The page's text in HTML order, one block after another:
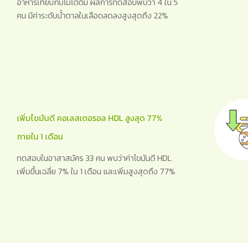
คน มีค่าระดับน้ำตาลในเลือดลดลงสูงสุดถึง 22%
เพิ่มไขมันดี คอเลสเตอรอล HDL สูงสุด 77%
ภายใน 1 เดือน
ทดสอบในอาสาสมัคร 33 คน พบว่าค่าไขมันดี HDL
เพิ่มขึ้นเฉลี่ย 7% ใน 1 เดือน และเพิ่มสูงสุดถึง 77%